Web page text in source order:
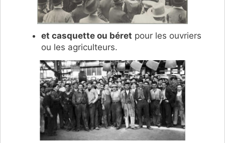
et casquette ou béret pour les ouvriers
ou les agriculteurs.